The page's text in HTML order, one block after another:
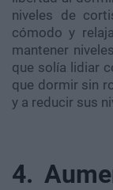
niveles de
cómodo y
mantener
que solía lidiar
que dormir sin
y a reducir sus
4.